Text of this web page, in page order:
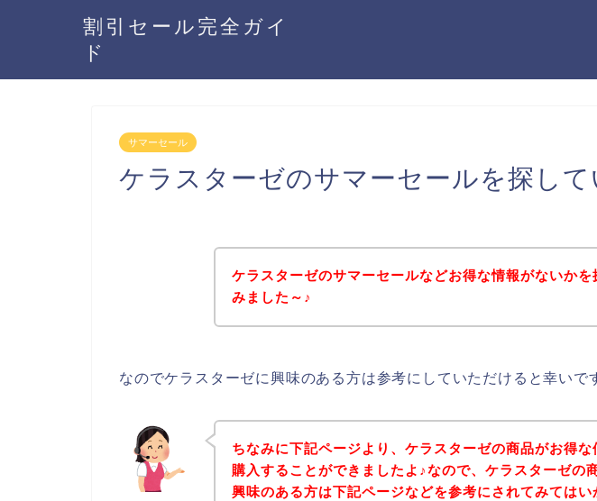
割引セール完全ガイ
ド
サマーセール
ケラスターゼのサマーセールを探して
ケラスターゼのサマーセールなどお得な情報がないかを
みました～♪
なのでケラスターゼに興味のある方は参考にしていただけると幸いで
ちなみに下記ページより、ケラスターゼの商品がお得な
購入することができましたよ♪なので、ケラスターゼの
興味のある方は下記ページなどを参考にされてみてはい